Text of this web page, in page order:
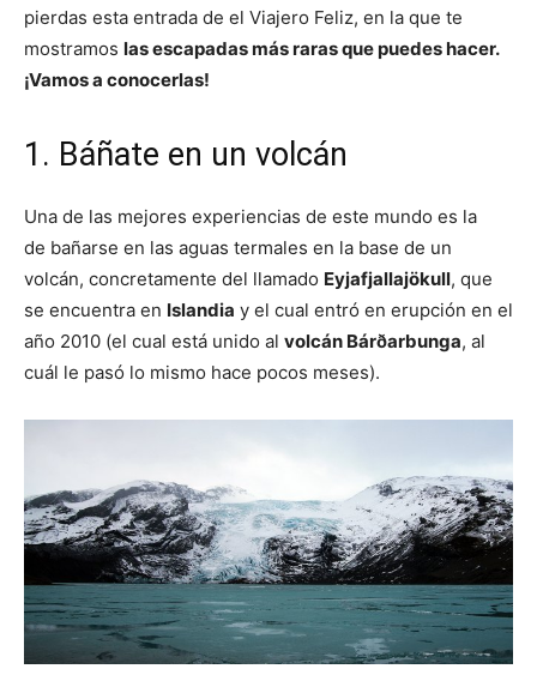
pierdas esta entrada de el Viajero Feliz, en la que te
mostramos las escapadas más raras que puedes hacer.
¡Vamos a conocerlas!
1. Báñate en un volcán
Una de las mejores experiencias de este mundo es la
de bañarse en las aguas termales en la base de un
volcán, concretamente del llamado Eyjafjallajökull, que
se encuentra en Islandia y el cual entró en erupción en el
año 2010 (el cual está unido al volcán Bárðarbunga, al
cuál le pasó lo mismo hace pocos meses).